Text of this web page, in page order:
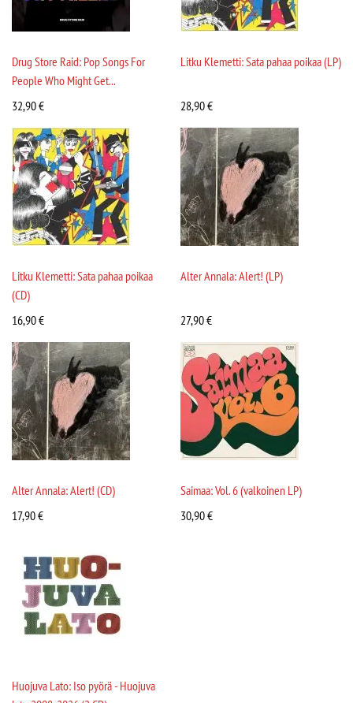
Drug Store Raid: Pop Songs For
People Who Might Get...
32,90€
Litku Klemetti: Sata pahaa poikaa (LP)
28,90€
Litku Klemetti: Sata pahaa poikaa
(CD)
16,90€
Alter Annala: Alert! (LP)
27,90€
Alter Annala: Alert! (CD)
17,90€
Saimaa: Vol. 6 (valkoinen LP)
30,90€
Huojuva Lato: Iso pyörä - Huojuva